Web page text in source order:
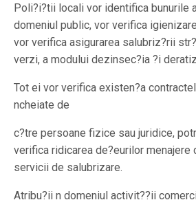
Poli?i?tii locali vor identifica bunurile
domeniul public, vor verifica
vor verifica asigurarea salubriz?rii
verzi, a modului dezinsec?ia ?i
Tot ei vor verifica existen?a
ncheiate de
c?tre persoane fizice sau juridice,
verifica ridicarea de?eurilor menajere
servicii de salubrizare.
Atribu?ii n domeniul activit??ii